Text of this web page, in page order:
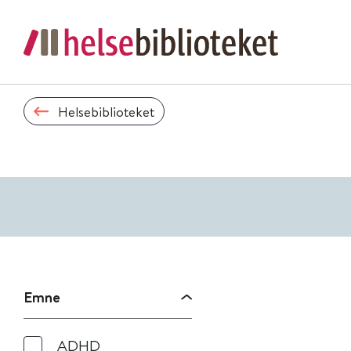
Helsebiblioteket
Emne
ADHD